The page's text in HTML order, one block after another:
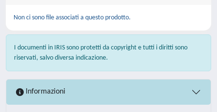
Non ci sono file associati a questo prodotto.
I documenti in IRIS sono protetti da copyright e tutti i diritti sono
riservati, salvo diversa indicazione.
Informazioni